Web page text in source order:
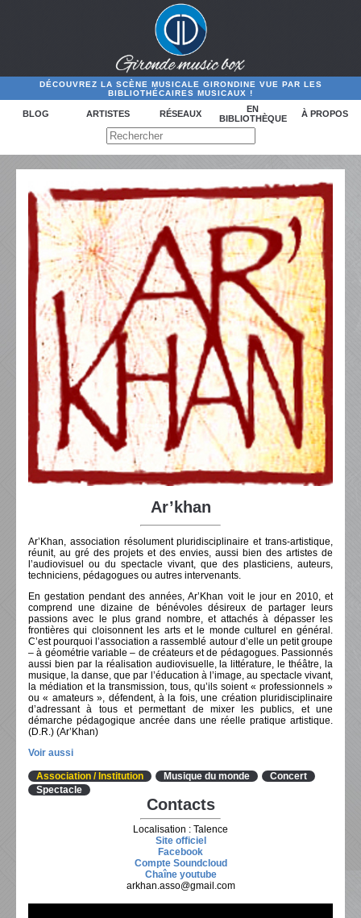
DÉCOUVREZ LA SCÈNE MUSICALE GIRONDINE VUE PAR LES
BIBLIOTHÉCAIRES MUSICAUX !
BLOG ARTISTES RÉSEAUX
EN
BIBLIOTHÈQUE
À PROPOS
Ar’khan
Ar’Khan, association résolument pluridisciplinaire et trans-artistique,
réunit, au gré des projets et des envies, aussi bien des artistes de
l’audiovisuel ou du spectacle vivant, que des plasticiens, auteurs,
techniciens, pédagogues ou autres intervenants.
En gestation pendant des années, Ar’Khan voit le jour en 2010, et
comprend une dizaine de bénévoles désireux de partager leurs
passions avec le plus grand nombre, et attachés à dépasser les
frontières qui cloisonnent les arts et le monde culturel en général.
C’est pourquoi l’association a rassemblé autour d’elle un petit groupe
– à géométrie variable – de créateurs et de pédagogues. Passionnés
aussi bien par la réalisation audiovisuelle, la littérature, le théâtre, la
musique, la danse, que par l’éducation à l’image, au spectacle vivant,
la médiation et la transmission, tous, qu’ils soient « professionnels »
ou « amateurs », défendent, à la fois, une création pluridisciplinaire
d’adressant à tous et permettant de mixer les publics, et une
démarche pédagogique ancrée dans une réelle pratique artistique.
(D.R.) (Ar’Khan)
Voir aussi
Association / Institution Musique du monde
Concert
Spectacle
Contacts
Localisation : Talence
Site officiel
Facebook
Compte Soundcloud
Chaîne youtube
arkhan.asso@gmail.com